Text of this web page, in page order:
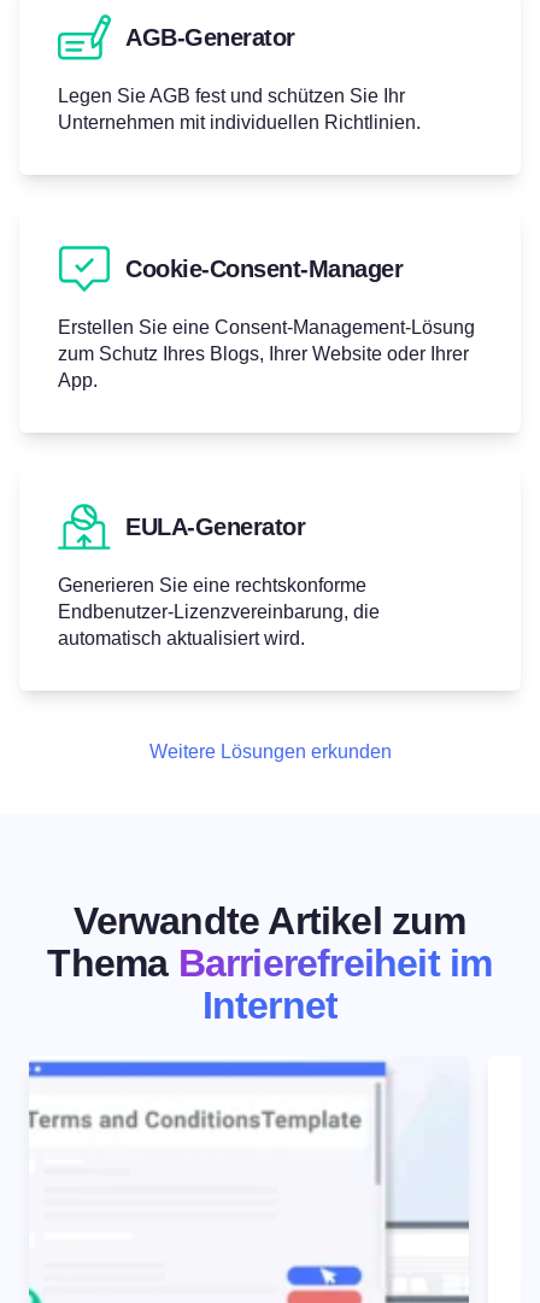
AGB-Generator
Legen Sie AGB fest und schützen Sie Ihr
Unternehmen mit individuellen Richtlinien.
Cookie-Consent-Manager
Erstellen Sie eine Consent-Management-Lösung
zum Schutz Ihres Blogs, Ihrer Website oder Ihrer
App.
EULA-Generator
Generieren Sie eine rechtskonforme
Endbenutzer‑Lizenzvereinbarung, die
automatisch aktualisiert wird.
Weitere Lösungen erkunden
Verwandte Artikel zum
Thema Barrierefreiheit im
Internet